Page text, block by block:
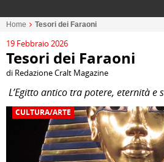
Home Tesori dei Faraoni
19 Febbraio 2026
Tesori dei Faraoni
di Redazione Cralt Magazine
L’Egitto antico tra potere, eternità e
CULTURA/ARTE